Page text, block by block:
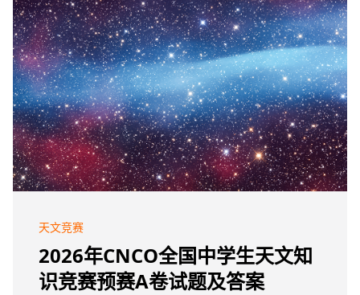
天文竞赛
2026年CNCO全国中学生天文知
识竞赛预赛A卷试题及答案